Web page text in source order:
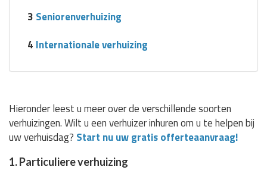
3 Seniorenverhuizing
4 Internationale verhuizing
Hieronder leest u meer over de verschillende soorten
verhuizingen. Wilt u een verhuizer inhuren om u te helpen bij
uw verhuisdag? Start nu uw gratis offerteaanvraag!
1. Particuliere verhuizing